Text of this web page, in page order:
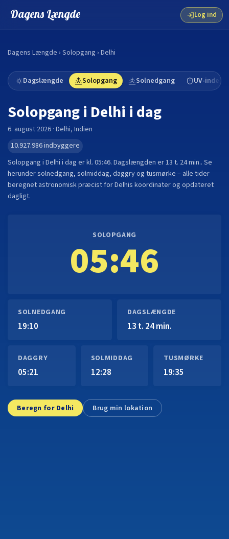
Dagens Længde Log ind
Dagens Længde › Solopgang › Delhi
Dagslængde Solopgang Solnedgang UV-indeks
Solopgang i Delhi i dag
6. august 2026 · Delhi, Indien
10.927.986indbyggere
Solopgang i Delhi i dag er kl. 05:46. Dagslængden er13 t. 24 min.. Se
herunder solnedgang, solmiddag, daggry og tusmørke – alle tider
beregnet astronomisk præcist forDelhis koordinater og opdateret
dagligt.
SOLOPGANG
05:46
SOLNEDGANG
19:10
DAGSLÆNGDE
13 t. 24 min.
DAGGRY
05:21
SOLMIDDAG
12:28
TUSMØRKE
19:35
Beregn for Delhi Brug min lokation